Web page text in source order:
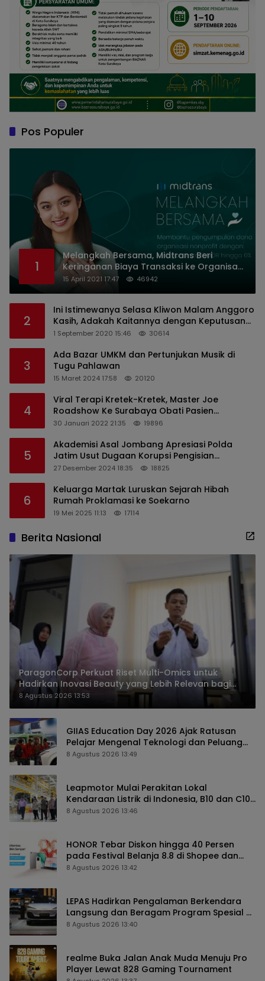
Pos Populer
1
Melangkah Bersama, Midtrans Beri
Keringanan Biaya Transaksi ke Organisasi
Nirlaba Indonesia
15 April 2021 17:47 46942
2
Ini Istimewanya Selasa Kliwon Malam Anggoro
Kasih, Adakah Kaitannya dengan Keputusan
PDIP?
1 September 2020 15:46 30614
3
Ada Bazar UMKM dan Pertunjukan Musik di
Tugu Pahlawan
15 Maret 2024 17:58 20120
4
Viral Terapi Kretek-Kretek, Master Joe
Roadshow Ke Surabaya Obati Pasien
Sekaligus Edukasi Masyarakat
30 Januari 2022 21:35 19896
5
Akademisi Asal Jombang Apresiasi Polda
Jatim Usut Dugaan Korupsi Pengisian
Perangkat Desa di Kediri
27 Desember 2024 18:35 18825
6
Keluarga Martak Luruskan Sejarah Hibah
Rumah Proklamasi ke Soekarno
19 Mei 2025 11:13 17114
Berita Nasional
ParagonCorp Perkuat Riset Multi-Omics untuk
Hadirkan Inovasi Beauty yang Lebih Relevan bagi
Masyarakat Indonesia
8 Agustus 2026 13:53
GIIAS Education Day 2026 Ajak Ratusan
Pelajar Mengenal Teknologi dan Peluang
Karier Industri Otomotif
8 Agustus 2026 13:49
Leapmotor Mulai Perakitan Lokal
Kendaraan Listrik di Indonesia, B10 dan C10
Jadi Model Perdana
8 Agustus 2026 13:46
HONOR Tebar Diskon hingga 40 Persen
pada Festival Belanja 8.8 di Shopee dan
TikTok Shop
8 Agustus 2026 13:42
LEPAS Hadirkan Pengalaman Berkendara
Langsung dan Beragam Program Spesial di
GIIAS 2026
8 Agustus 2026 13:40
realme Buka Jalan Anak Muda Menuju Pro
Player Lewat 828 Gaming Tournament